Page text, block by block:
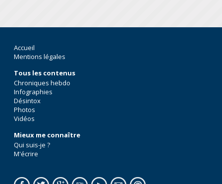
Accueil
Mentions légales
Tous les contenus
Chroniques hebdo
Infographies
Désintox
Photos
Vidéos
Mieux me connaître
Qui suis-je ?
M'écrire